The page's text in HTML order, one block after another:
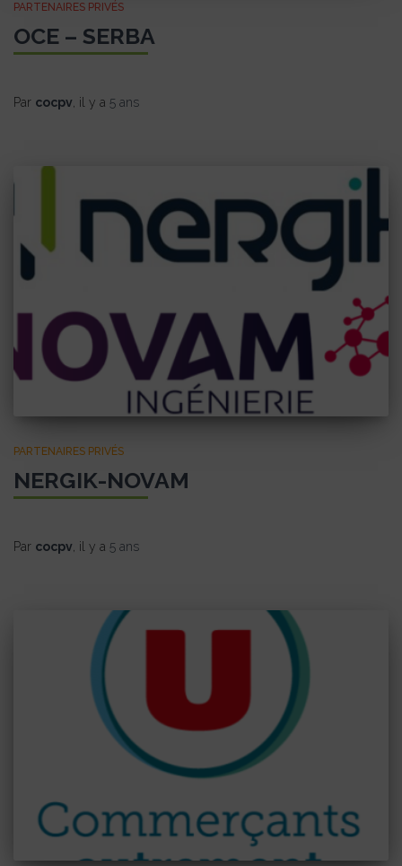
PARTENAIRES PRIVÉS
OCE – SERBA
Par cocpv, il y a 5 ans
PARTENAIRES PRIVÉS
NERGIK-NOVAM
Par cocpv , il y a 5 ans